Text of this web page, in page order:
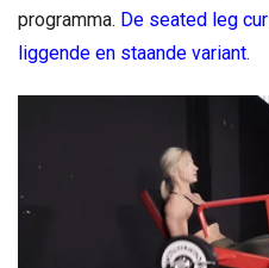
programma. De seated leg
liggende en staande variant.